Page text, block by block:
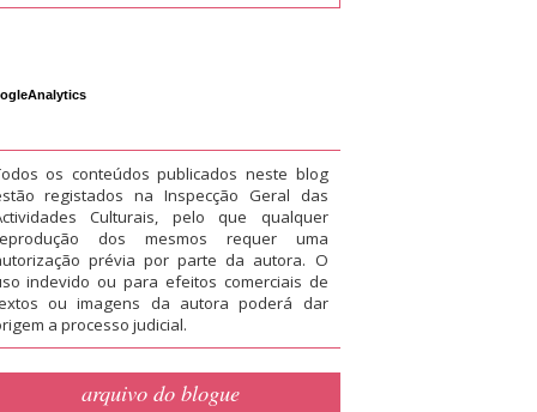
os conteúdos publicados neste blog
registados na Inspecção Geral das
Culturais, pelo que qualquer
dos mesmos requer uma
prévia por parte da autora. O
indevido ou para efeitos comerciais de
ou imagens da autora poderá dar
a processo judicial.
arquivo do blogue